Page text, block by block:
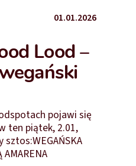
01.01.2026
Lood –
pojawi się
ten piątek, 2.01,
AMARENA